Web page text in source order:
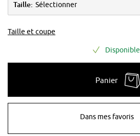
Taille: Sélectionner
Taille et coupe
Disponible
Panier
Dans mes favoris